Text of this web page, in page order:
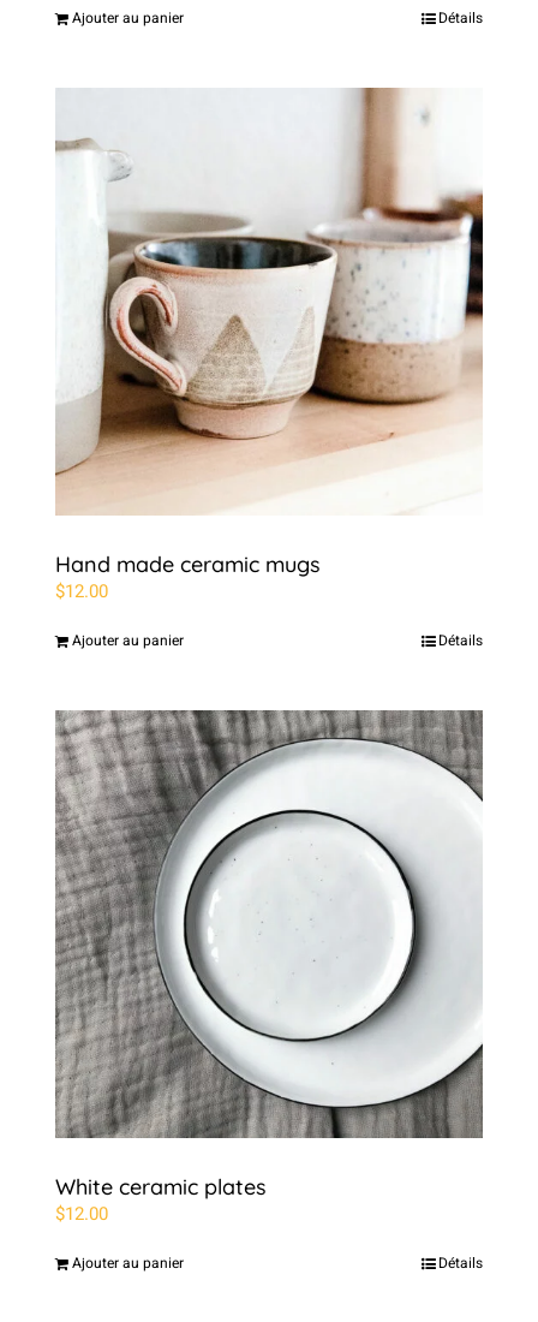
Ajouter au panier Détails
Hand made ceramic mugs
$12.00
Ajouter au panier Détails
White ceramic plates
$12.00
Ajouter au panier Détails